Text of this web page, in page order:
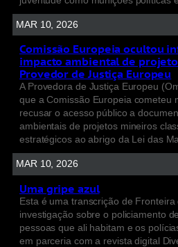
MAR 10, 2026
Comissão Europeia ocultou
impacto ambiental de
Provedor de Justiça Europeu
A Provedora de Justiça Europeu
que a Comissão Europeia cometeu
recusar o acesso público a
ambientais de projetos mineiros
estratégicos ao abrigo da Lei das
MAR 10, 2026
Uma gripe azul
Esta é uma transcrição de Fronteira
investigação sobre o policiamento
pessoas que ali habitam e os
em parceria com a revista digital